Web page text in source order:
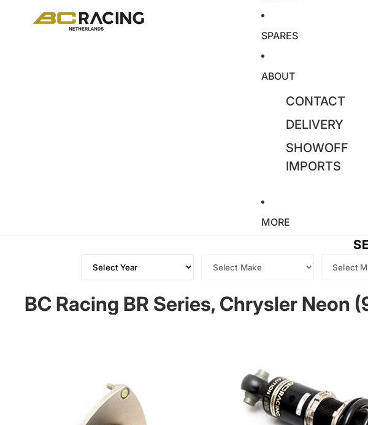
SPARES
ABOUT
CONTACT
DELIVERY
SHOWOFF
IMPORTS
MORE
BC Racing BR Series, Chrysler Neon